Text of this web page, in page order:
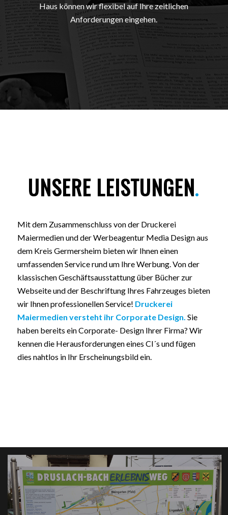
Haus können wir flexibel auf Ihre zeitlichen
Anforderungen eingehen.
UNSERE LEISTUNGEN.
Mit dem Zusammenschluss von der Druckerei
Maiermedien und der Werbeagentur Media Design aus
dem Kreis Germersheim bieten wir Ihnen einen
umfassenden Service rund um Ihre Werbung. Von der
klassischen Geschäftsausstattung über Bücher zur
Webseite und der Beschriftung Ihres Fahrzeuges bieten
wir Ihnen professionellen Service! Druckerei
Maiermedien versteht ihr Corporate Design. Sie
haben bereits ein Corporate- Design Ihrer Firma? Wir
kennen die Herausforderungen eines CI´s und fügen
dies nahtlos in Ihr Erscheinungsbild ein.